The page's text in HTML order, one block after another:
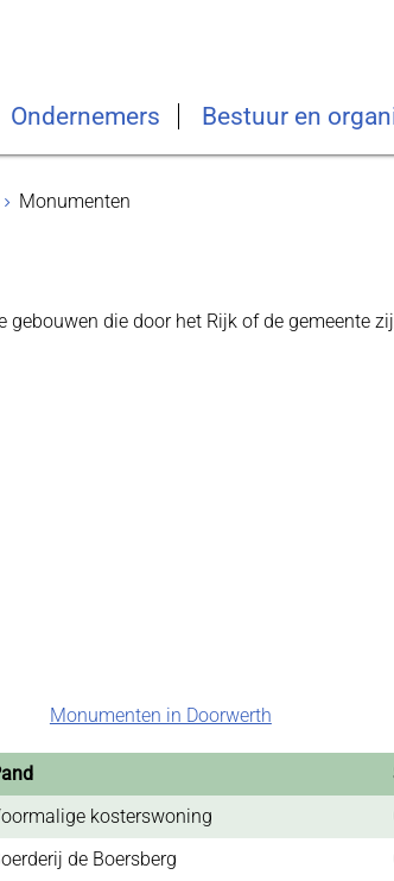
Ondernemers Bestuur en
Monumenten
gebouwen die door het Rijk of de gemeente
Monumenten in Doorwerth
kosterswoning
de Boersberg